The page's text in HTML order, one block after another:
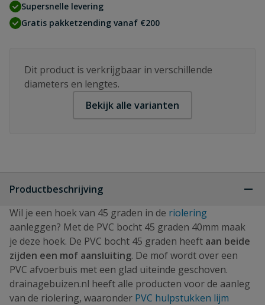
Supersnelle levering
Gratis pakketzending vanaf €200
Dit product is verkrijgbaar in verschillende
diameters en lengtes.
Bekijk alle varianten
Productbeschrijving
Wil je een hoek van 45 graden in de riolering
aanleggen? Met de PVC bocht 45 graden 40mm maak
je deze hoek. De PVC bocht 45 graden heeft aan beide
zijden een mof aansluiting. De mof wordt over een
PVC afvoerbuis met een glad uiteinde geschoven.
drainagebuizen.nl heeft alle producten voor de aanleg
van de riolering, waaronder PVC hulpstukken lijm